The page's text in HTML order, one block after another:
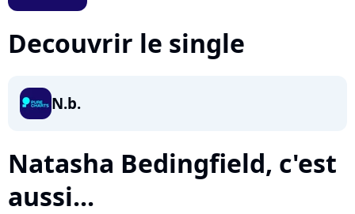
Decouvrir le single
N.b.
Natasha Bedingfield, c'est
aussi...